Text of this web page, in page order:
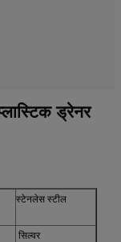
ड्रेनर
स्टेनलेस स्टील
सिल्वर